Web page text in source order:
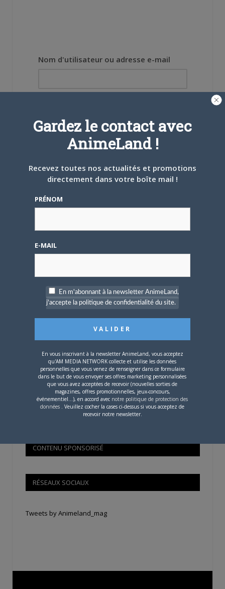
Nom d'utilisateur ou adresse e-mail
Se souvenir de moi
OÙ TROUVER NOS MAGAZINES
Si votre ville n'est pas dans la liste,contactez-nous
CONTENU SPONSORISÉ
RÉSEAUX SOCIAUX
Tweets by Animeland_mag
Gardez le contact avec
AnimeLand !
Recevez toutes nos actualités et promotions
directement dans votre boîte mail !
PRÉNOM
E-MAIL
En m'abonnant à la newsletter AnimeLand,
j'accepte la politique de confidentialité du site.
En vous inscrivant à la newsletter AnimeLand, vous acceptez
qu'AM MEDIA NETWORK collecte et utilise les données
personnelles que vous venez de renseigner dans ce formulaire
dans le but de vous envoyer ses offres marketing personnalisées
que vous avez acceptées de recevoir (nouvelles sorties de
magazines, offres promotionnelles, jeux-concours,
événementiel...), en accord avec notre politique de protection des
données . Veuillez cocher la cases ci-dessus si vous acceptez de
recevoir notre newsletter.